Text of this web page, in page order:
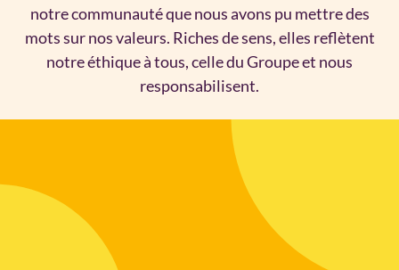
notre communauté que nous avons pu mettre des
mots sur nos valeurs. Riches de sens, elles reflètent
notre éthique à tous, celle du Groupe et nous
responsabilisent.